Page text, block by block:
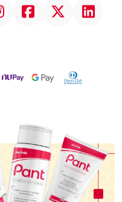
Facebook Linkedin
NuPay Google PayDiners Club